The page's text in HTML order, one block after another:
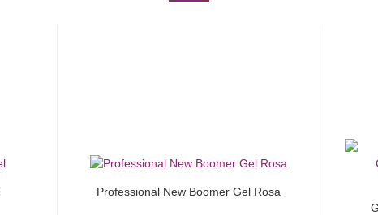
Professional New Boomer Gel Rosa